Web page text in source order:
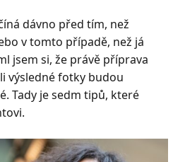
dávno před tím, než
v tomto případě, než já
jsem si, že právě příprava
výsledné fotky budou
Tady je sedm tipů, které